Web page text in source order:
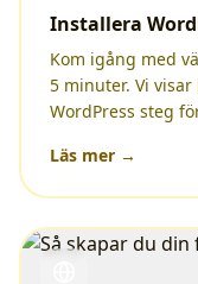
Installera
Kom igång med
5 minuter. Vi
WordPress steg
Läs mer →